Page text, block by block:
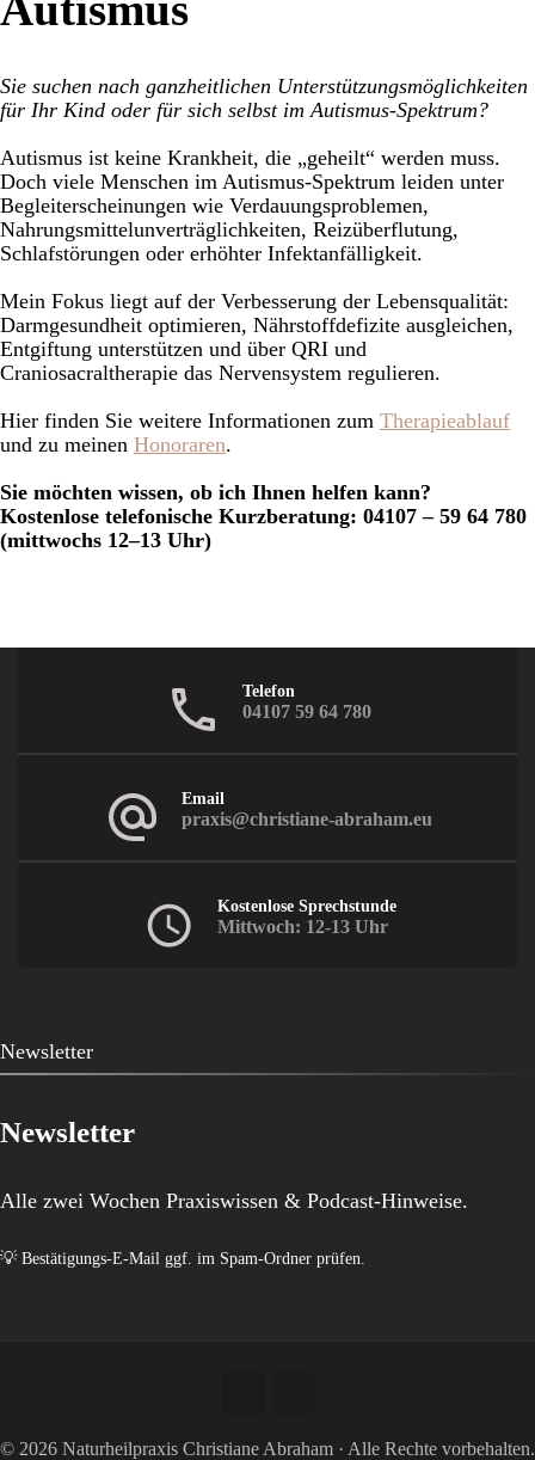
Sie suchen nach ganzheitlichen Unterstützungsmöglichkeiten
für Ihr Kind oder für sich selbst im Autismus-Spektrum?
Autismus ist keine Krankheit, die „geheilt“ werden muss.
Doch viele Menschen im Autismus-Spektrum leiden unter
Begleiterscheinungen wie Verdauungsproblemen,
Nahrungsmittelunverträglichkeiten, Reizüberflutung,
Schlafstörungen oder erhöhter Infektanfälligkeit.
Mein Fokus liegt auf der Verbesserung der Lebensqualität:
Darmgesundheit optimieren, Nährstoffdefizite ausgleichen,
Entgiftung unterstützen und über QRI und
Craniosacraltherapie das Nervensystem regulieren.
Hier finden Sie weitere Informationen zum Therapieablauf
und zu meinen Honoraren.
Sie möchten wissen, ob ich Ihnen helfen kann?
Kostenlose telefonische Kurzberatung: 04107 – 59 64 780
(mittwochs 12–13 Uhr)
Telefon
04107 59 64 780
Email
praxis@christiane-abraham.eu
Kostenlose Sprechstunde
Mittwoch: 12-13 Uhr
Newsletter
Newsletter
Alle zwei Wochen Praxiswissen & Podcast-Hinweise.
💡 Bestätigungs-E-Mail ggf. im Spam-Ordner prüfen.
© 2026 Naturheilpraxis Christiane Abraham · Alle Rechte vorbehalten.